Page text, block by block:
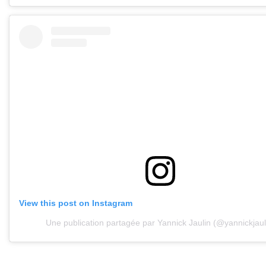
View this post on Instagram
Une publication partagée par Yannick Jaulin